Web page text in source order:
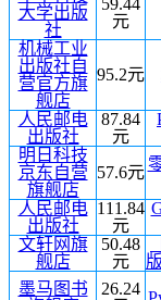
大学出版
社
59.44
元
机械工业
出版社自
营官方旗
舰店
95.2元
人民邮电
出版社
87.84
元
明日科技
京东自营
旗舰店
57.6元
人民邮电
出版社
111.84
元
文轩网旗
舰店
50.48
元
墨马图书
26.24